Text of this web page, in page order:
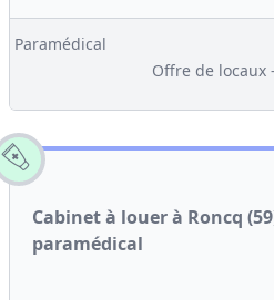
Paramédical
Offre de locaux
Cabinet à louer à Roncq
paramédical